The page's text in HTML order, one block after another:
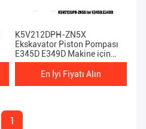
K5V212DPH-ZN5X
Ekskavator Piston Pompası
E345D E349D Makine için
Hidrolik Mian Pompası
En İyi Fiyatı Alın
1